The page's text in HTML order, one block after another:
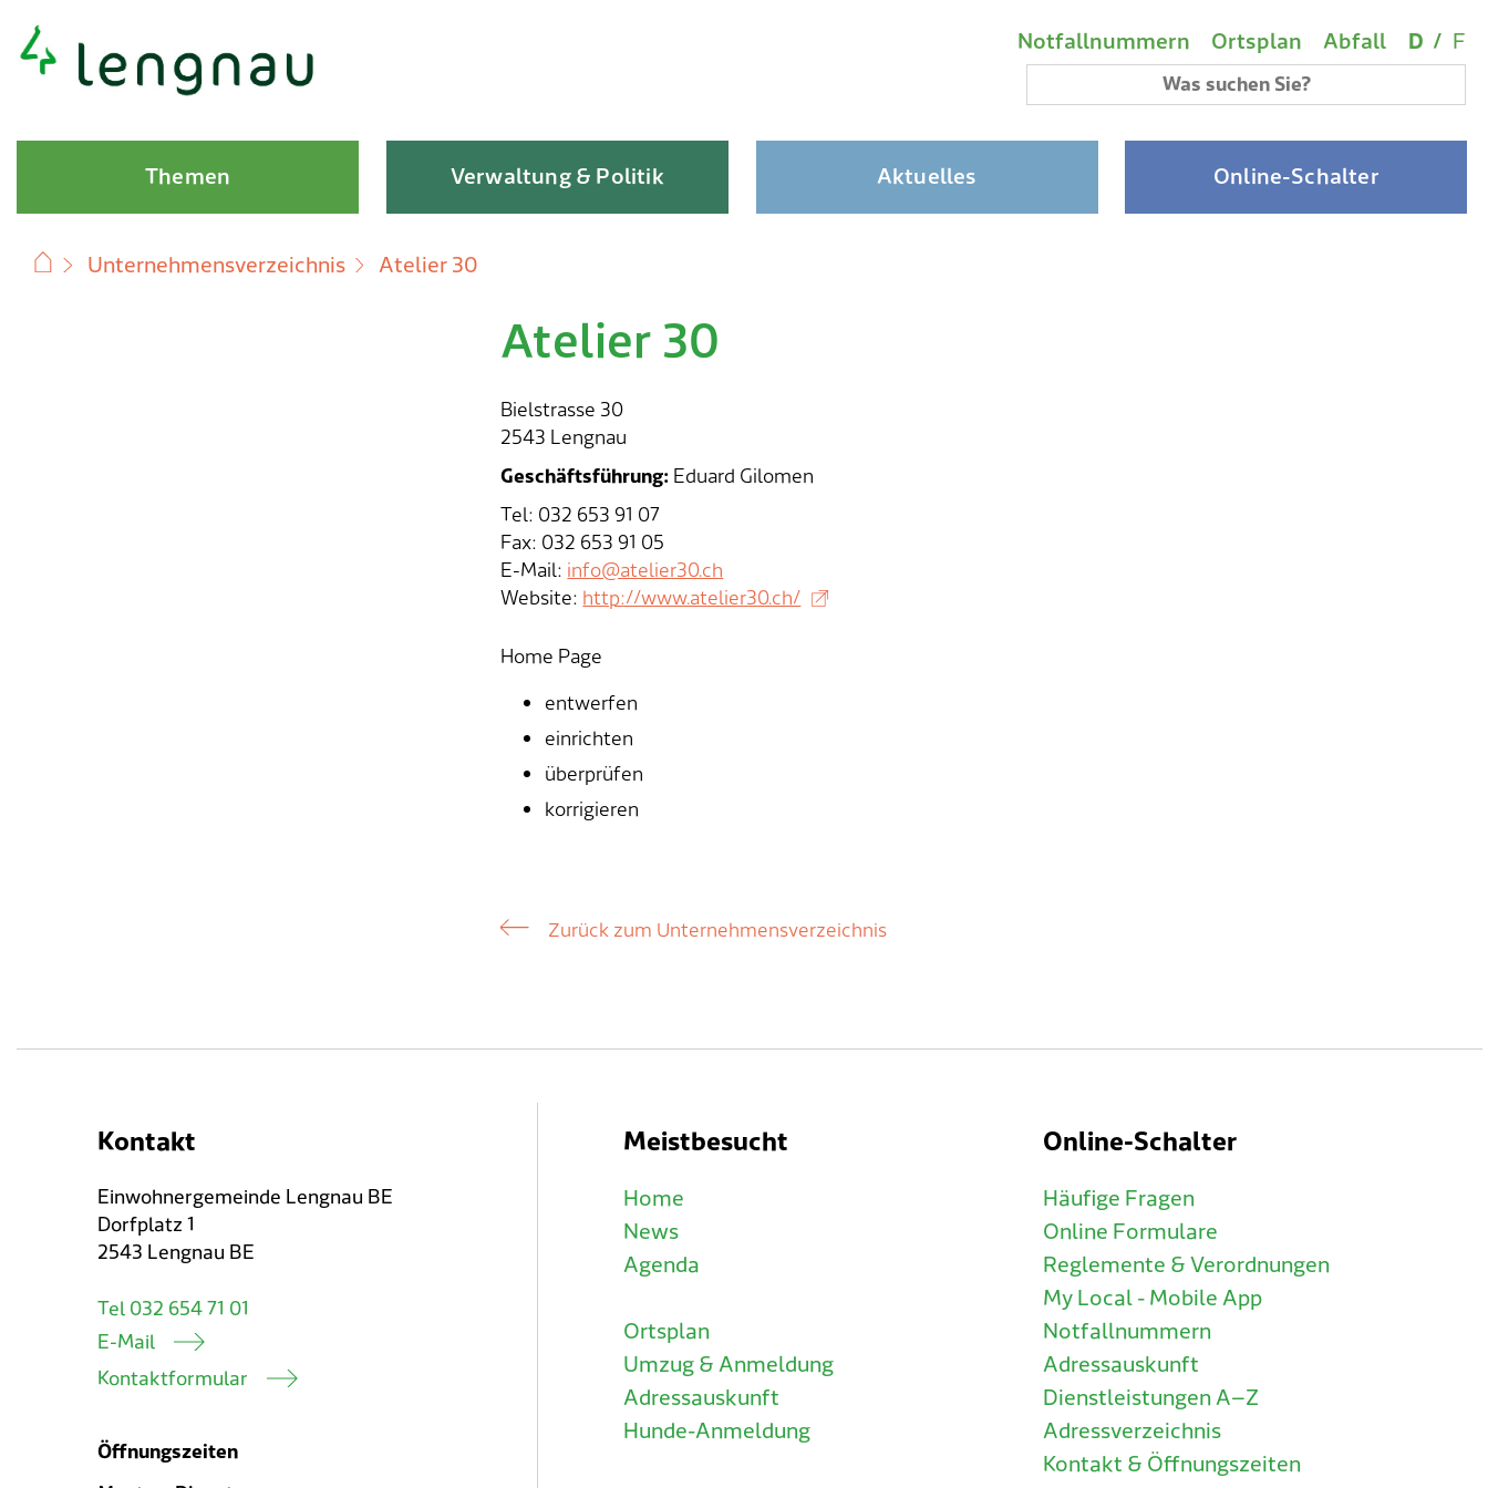
Schnellnavigation Metanavigation
Wichtige Links
Notfallnummern Ortsplan Abfall D / F
Hauptnavigation
Themen Verwaltung & Politik Aktuelles Online-Schalter
Unternehmensverzeichnis Atelier 30
Skip
to
Atelier 30
Bielstrasse 30
2543 Lengnau
Geschäftsführung: Eduard Gilomen
Tel: 032 653 91 07
Fax: 032 653 91 05
E-Mail:info@atelier30.ch
Website:http://www.atelier30.ch/
Home Page
entwerfen
einrichten
überprüfen
korrigieren
Zurück zum Unternehmensverzeichnis
Kontakt
Einwohnergemeinde Lengnau BE
Dorfplatz 1
2543 Lengnau BE
Tel 032 654 71 01
E-Mail
Kontaktformular
Öffnungszeiten
Meistbesucht
Home
News
Agenda
Ortsplan
Umzug & Anmeldung
Adressauskunft
Hunde-Anmeldung
Online-Schalter
Häufige Fragen
Online Formulare
Reglemente & Verordnungen
My Local - Mobile App
Notfallnummern
Adressauskunft
Dienstleistungen A–Z
Adressverzeichnis
Kontakt & Öffnungszeiten